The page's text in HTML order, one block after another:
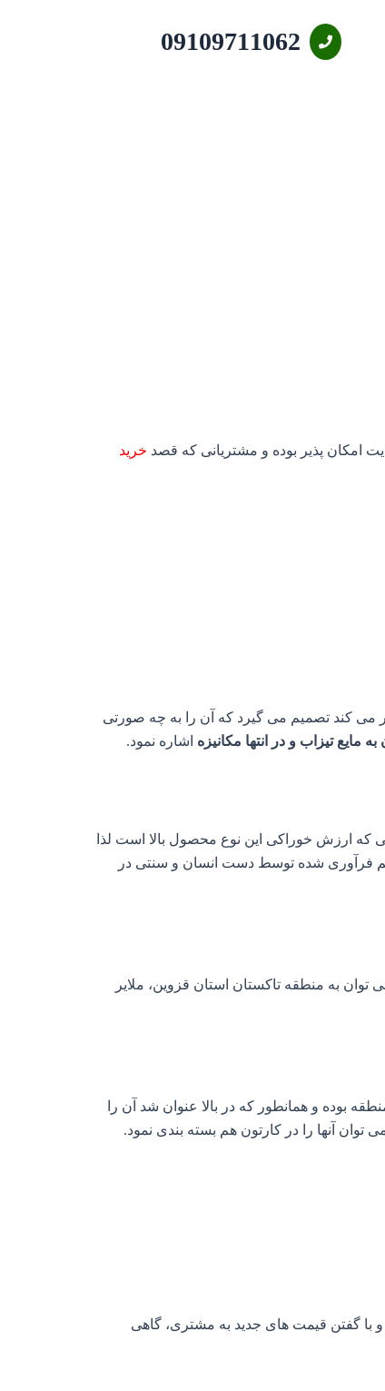
09109711062
پذیر بوده و مشتریانی که قصد خرید
می کند تصمیم می گیرد که آن را به چه صورتی
تیزاب و در انتها مکانیزه اشاره نمود.
که ارزش خوراکی این نوع محصول بالا است لذا
فرآوری شده توسط دست انسان و سنتی در
به منطقه تاکستان استان قزوین، ملایر
بوده و همانطور که در بالا عنوان شد آن را
آنها را در کارتون هم بسته بندی نمود.
گفتن قیمت های جدید به مشتری، گاهی